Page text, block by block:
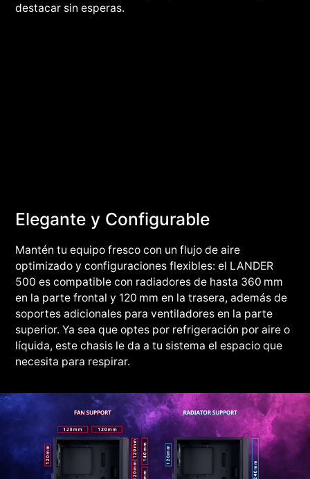
destacar sin esperas.
Elegante y Configurable
Mantén tu equipo fresco con un flujo de aire
optimizado y configuraciones flexibles: el LANDER
500 es compatible con radiadores de hasta 360 mm
en la parte frontal y 120 mm en la trasera, además de
soportes adicionales para ventiladores en la parte
superior. Ya sea que optes por refrigeración por aire o
líquida, este chasis le da a tu sistema el espacio que
necesita para respirar.